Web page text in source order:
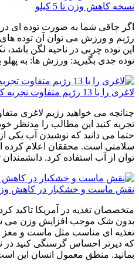
نسخه کاهش وزن تا 5 کیلو
اگر چاقی شما به صورت توده ای در
رژیم و ورزش می توان آن توده های
این توده چربی در ناحیه لگن باشد،
توده جدی بگیرید: ورزش ها: به پهلو
لاغری را با 13 رژیم متفاوت تجربه کنید
چنانچه می خواهید رژیم لاغری
حتما می دانید که نوشیدن آب یکی
سلامتی است. محققان اعلام کرده
توان از آب استفاده کرد.
نقش ماست و خشکبار در کاهش
متخصصان تغذیه در آمریکا تاکید
بدون شک موجب افزایش وزن می
تغذیه ای مناسب مثل ماست و
که دیرتر احساس گرسنگی کنید در
بمانید. منطق معمول انسان این